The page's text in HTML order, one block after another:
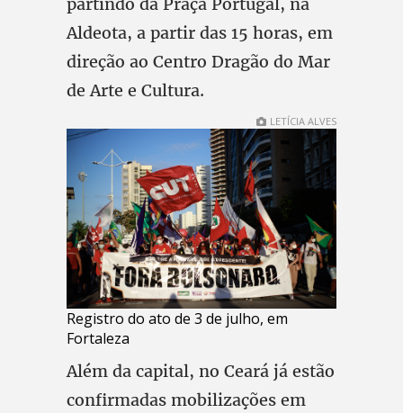
Aldeota, a partir das 15 horas, em
direção ao Centro Dragão do Mar
de Arte e Cultura.
LETÍCIA ALVES
Registro do ato de 3 de julho, em
Fortaleza
Além da capital, no Ceará já estão
confirmadas mobilizações em